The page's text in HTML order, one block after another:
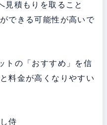
見積もりを取ること
できる可能性が高いで
トの「おすすめ」を信
料金が高くなりやすい
侍